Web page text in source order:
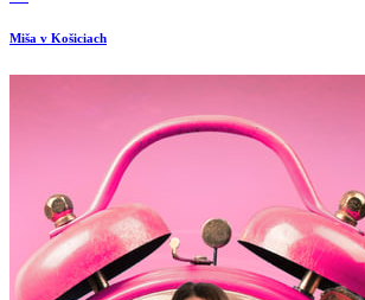
Miša v Košiciach